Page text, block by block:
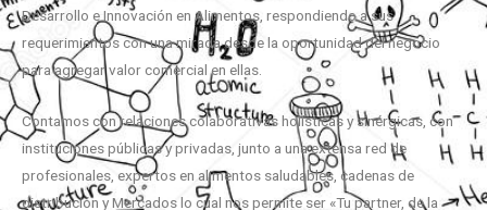
Desarrollo e Innovación en Alimentos, respondiendo a sus
requerimientos con una mirada desde la oportunidad del negocio
para agregar valor comercial en ellas.
Contamos con relaciones colaborativas holísticas y sinérgicas, con
instituciones públicas y privadas, junto a una extensa red de
profesionales, expertos en alimentos saludables, cadenas de
distribución y Mercados lo cual nos permite ser «Tu partner, de la